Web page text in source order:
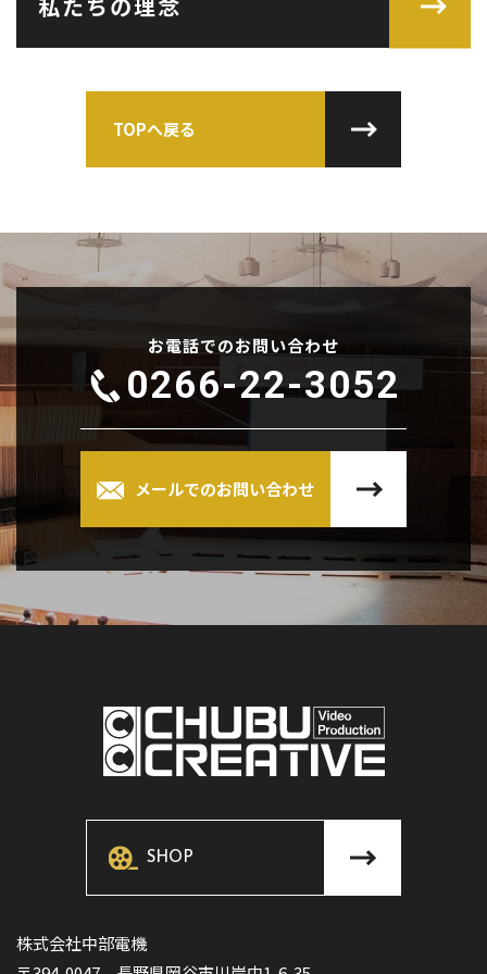
TOPへ戻る
お電話でのお問い合わせ
0266-22-3052
メールでのお問い合わせ
SHOP
株式会社中部電機